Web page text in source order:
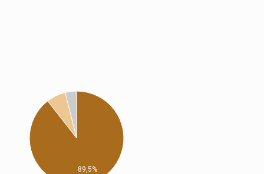
89,5%